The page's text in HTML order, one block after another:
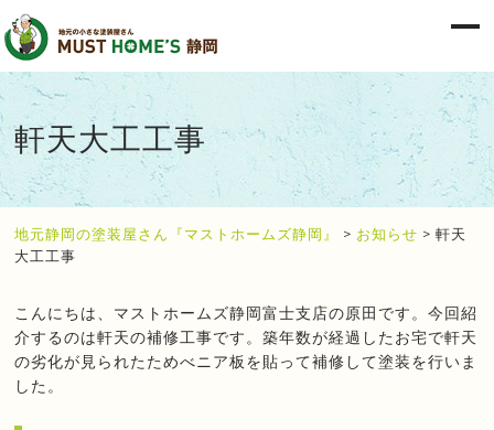
軒天大工工事
地元静岡の塗装屋さん『マストホームズ静岡』 > お知らせ >軒天
大工工事
こんにちは、マストホームズ静岡富士支店の原田です。今回紹
介するのは軒天の補修工事です。築年数が経過したお宅で軒天
の劣化が見られたためべニア板を貼って補修して塗装を行いま
した。